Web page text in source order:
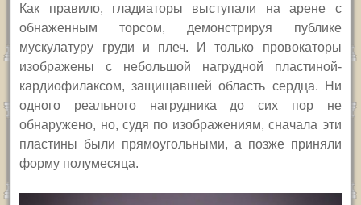
Как правило, гладиаторы выступали на арене с
обнаженным торсом, демонстрируя публике
мускулатуру груди и плеч. И только провокаторы
изображены с небольшой нагрудной пластиной-
кардиофилаксом, защищавшей область сердца. Ни
одного реального нагрудника до сих пор не
обнаружено, но, судя по изображениям, сначала эти
пластины были прямоугольными, а позже приняли
форму полумесяца.